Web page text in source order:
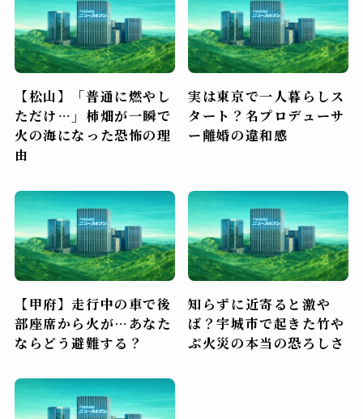
【松山】「普通に燃やし
ただけ…」柿畑が一瞬で
火の海になった恐怖の理
由
実は東京で一人暮らしス
タート？名プロデューサ
ー離婚の違和感
【甲府】走行中の車で後
部座席から火が…あなた
ならどう避難する？
知らずに近寄ると激や
ば？宇城市で起きた竹や
ぶ火災の本当の恐ろしさ